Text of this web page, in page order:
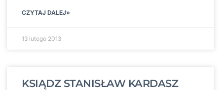
CZYTAJ DALEJ»
13 lutego 2013
KSIĄDZ STANISŁAW KARDASZ